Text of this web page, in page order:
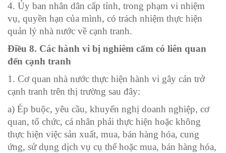
4. Ủy ban nhân dân cấp tỉnh, trong phạm vi nhiệm
vụ, quyền hạn của mình, có trách nhiệm thực hiện
quản lý nhà nước về cạnh tranh.
Điều 8. Các hành vi bị nghiêm cấm có liên quan
đến cạnh tranh
1. Cơ quan nhà nước thực hiện hành vi gây cản trở
cạnh tranh trên thị trường sau đây:
a) Ép buộc, yêu cầu, khuyến nghị doanh nghiệp, cơ
quan, tổ chức, cá nhân phải thực hiện hoặc không
thực hiện việc sản xuất, mua, bán hàng hóa, cung
ứng, sử dụng dịch vụ cụ thể hoặc mua, bán hàng hóa,